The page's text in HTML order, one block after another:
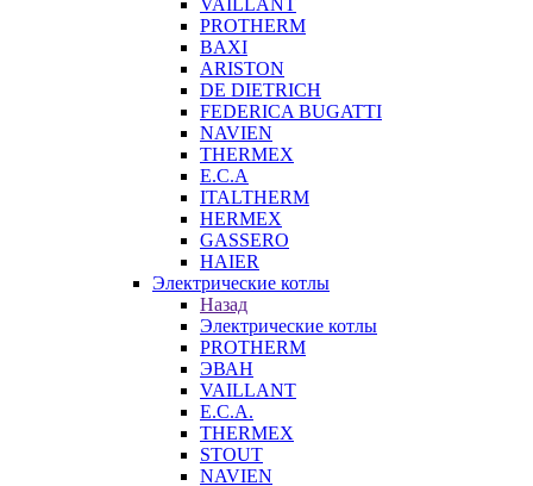
VAILLANT
PROTHERM
BAXI
ARISTON
DE DIETRICH
FEDERICA BUGATTI
NAVIEN
THERMEX
E.C.A
ITALTHERM
HERMEX
GASSERO
HAIER
Электрические котлы
Назад
Электрические котлы
PROTHERM
ЭВАН
VAILLANT
E.C.A.
THERMEX
STOUT
NAVIEN